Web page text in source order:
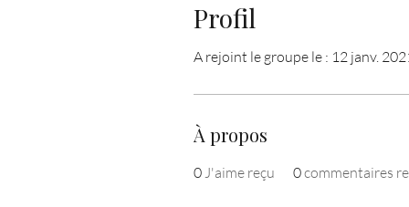
Profil
A rejoint le groupe le : 12 janv.
À propos
0J'aime reçu 0commentaires